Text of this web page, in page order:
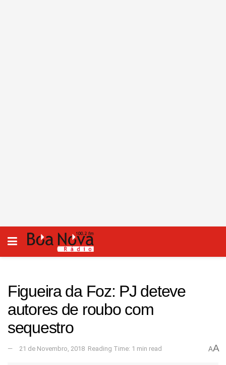
Figueira da Foz: PJ deteve
autores de roubo com
sequestro
21 de Novembro, 2018 Reading Time: 1 min read AA